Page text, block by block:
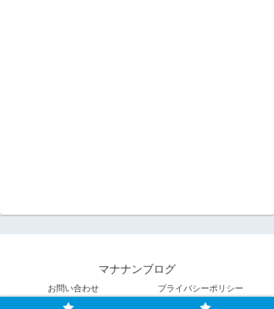
マナナンブログ
お問い合わせ プライバシーポリシー